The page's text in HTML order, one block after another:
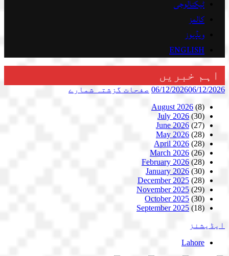
ٹیکنالوجی
کالمز
ویڈیوز
ENGLISH
اہم خبریں
06/12/202606/12/2026 صفحات گزشتہ شمارے
August 2026 (8)
July 2026 (30)
June 2026 (27)
May 2026 (28)
April 2026 (28)
March 2026 (26)
February 2026 (28)
January 2026 (30)
December 2025 (28)
November 2025 (29)
October 2025 (30)
September 2025 (18)
ایڈیشنز
Lahore